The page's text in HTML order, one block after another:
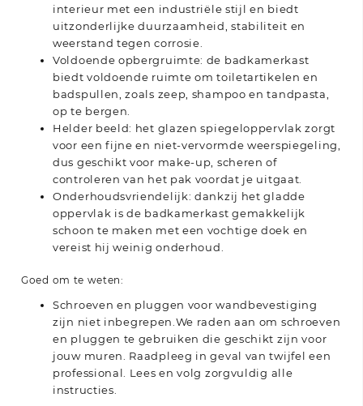
interieur met een industriële stijl en biedt
uitzonderlijke duurzaamheid, stabiliteit en
weerstand tegen corrosie.
Voldoende opbergruimte: de badkamerkast
biedt voldoende ruimte om toiletartikelen en
badspullen, zoals zeep, shampoo en tandpasta,
op te bergen.
Helder beeld: het glazen spiegeloppervlak zorgt
voor een fijne en niet-vervormde weerspiegeling,
dus geschikt voor make-up, scheren of
controleren van het pak voordat je uitgaat.
Onderhoudsvriendelijk: dankzij het gladde
oppervlak is de badkamerkast gemakkelijk
schoon te maken met een vochtige doek en
vereist hij weinig onderhoud.
Goed om te weten:
Schroeven en pluggen voor wandbevestiging
zijn niet inbegrepen.We raden aan om schroeven
en pluggen te gebruiken die geschikt zijn voor
jouw muren. Raadpleeg in geval van twijfel een
professional. Lees en volg zorgvuldig alle
instructies.